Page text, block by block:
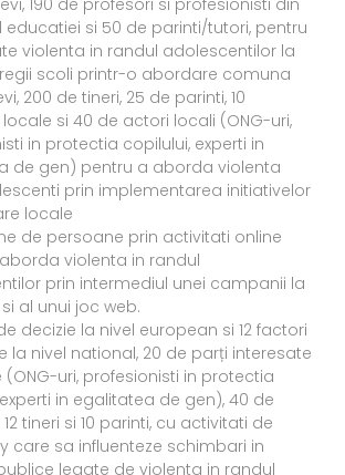
educatiei si 50 de parinti/tutori, pentru
violenta in randul adolescentilor la
scoli printr-o abordare comuna
200 de tineri, 25 de parinti, 10
si 40 de actori locali (ONG-uri,
in protectia copilului, experti in
de gen) pentru a aborda violenta
prin implementarea initiativelor
locale
de persoane prin activitati online
violenta in randul
prin intermediul unei campanii la
si al unui joc web.
decizie la nivel european si 12 factori
la nivel national, 20 de parți interesate
uri, profesionisti in protectia
in egalitatea de gen), 40 de
tineri si 10 parinti, cu activitati de
care sa influenteze schimbari in
legate de violenta in randul